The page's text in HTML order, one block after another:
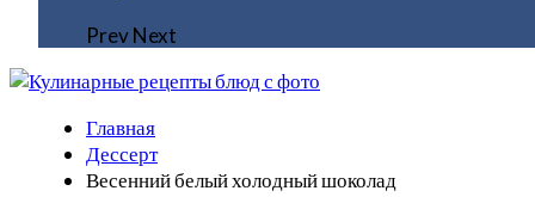
PrevNext
Главная
Дессерт
Весенний белый холодный шоколад